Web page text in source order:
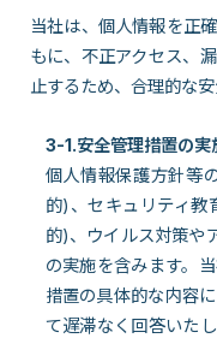
当社は、個人情報を正
もに、不正アクセス、
止するため、合理的な
3-1.安全管理措置の実
個人情報保護方針等
的)、セキュリティ教
的)、ウイルス対策や
の実施を含みます。
措置の具体的な内容
て遅滞なく回答いた